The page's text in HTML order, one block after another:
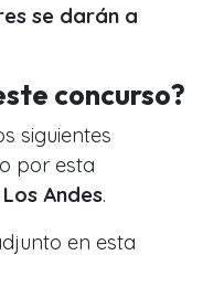
se darán a
concurso?
siguientes
por esta
Andes.
en esta